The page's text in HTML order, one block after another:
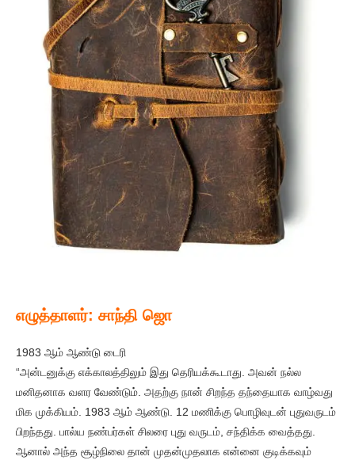
எழுத்தாளர்: சாந்தி ஜொ
1983 ஆம் ஆண்டு டைரி
“அன்டனுக்கு எக்காலத்திலும் இது தெரியக்கூடாது. அவன் நல்ல
மனிதனாக வளர வேண்டும். அதற்கு நான் சிறந்த தந்தையாக வாழ்வது
மிக முக்கியம். 1983 ஆம் ஆண்டு. 12 மணிக்கு பொழிவுடன் புதுவருடம்
பிறந்தது. பால்ய நண்பர்கள் சிலரை புது வருடம், சந்திக்க வைத்தது.
ஆனால் அந்த சூழ்நிலை தான் முதன்முதலாக என்னை குடிக்கவும்